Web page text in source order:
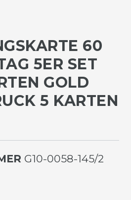
60
5ER SET
GOLD F
5 KARTEN 1
G10-0058-145/2